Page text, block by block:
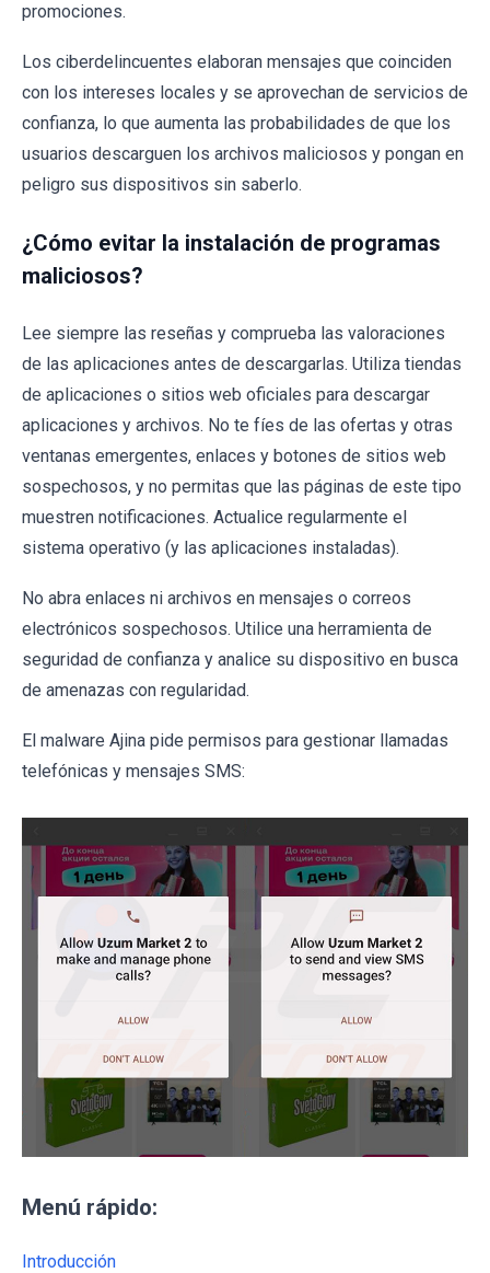
promociones.
Los ciberdelincuentes elaboran mensajes que coinciden
con los intereses locales y se aprovechan de servicios de
confianza, lo que aumenta las probabilidades de que los
usuarios descarguen los archivos maliciosos y pongan en
peligro sus dispositivos sin saberlo.
¿Cómo evitar la instalación de programas
maliciosos?
Lee siempre las reseñas y comprueba las valoraciones
de las aplicaciones antes de descargarlas. Utiliza tiendas
de aplicaciones o sitios web oficiales para descargar
aplicaciones y archivos. No te fíes de las ofertas y otras
ventanas emergentes, enlaces y botones de sitios web
sospechosos, y no permitas que las páginas de este tipo
muestren notificaciones. Actualice regularmente el
sistema operativo (y las aplicaciones instaladas).
No abra enlaces ni archivos en mensajes o correos
electrónicos sospechosos. Utilice una herramienta de
seguridad de confianza y analice su dispositivo en busca
de amenazas con regularidad.
El malware Ajina pide permisos para gestionar llamadas
telefónicas y mensajes SMS:
Menú rápido:
Introducción